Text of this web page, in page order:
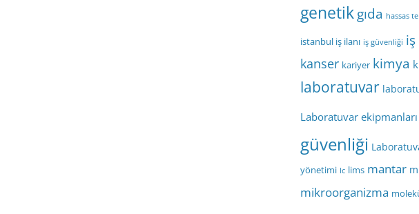
genetikgıda hassas
istanbul iş ilanı iş güvenliği iş
kanser kariyer kimya
laboratuvar
Laboratuvar ekipmanları
güvenliği
yönetimi lc lims mantar
mikroorganizma